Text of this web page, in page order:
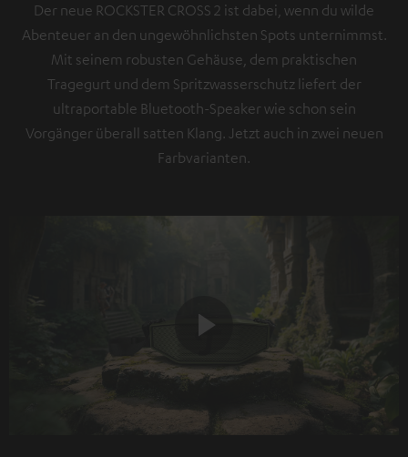
Der neue ROCKSTER CROSS 2 ist dabei, wenn du wilde
Abenteuer an den ungewöhnlichsten Spots unternimmst.
Mit seinem robusten Gehäuse, dem praktischen
Tragegurt und dem Spritzwasserschutz liefert der
ultraportable Bluetooth-Speaker wie schon sein
Vorgänger überall satten Klang. Jetzt auch in zwei neuen
Farbvarianten.
Play